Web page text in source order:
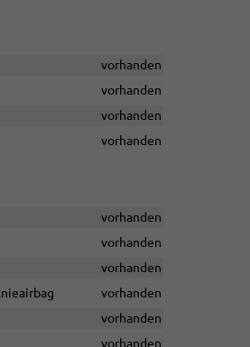
vorhanden
vorhanden
vorhanden
vorhanden
vorhanden
vorhanden
vorhanden
vorhanden
vorhanden
vorhanden